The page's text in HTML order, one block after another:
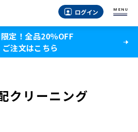
ログイン MENU
定！全品20％OFF
ご注文はこちら
クリーニング